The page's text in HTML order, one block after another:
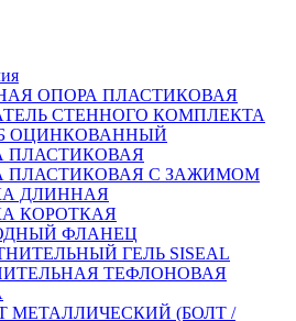
ОПОРА ПЛАСТИКОВАЯ
СТЕННОГО КОМПЛЕКТА
ОЦИНКОВАННЫЙ
ПЛАСТИКОВАЯ
ПЛАСТИКОВАЯ С ЗАЖИМОМ
ДЛИННАЯ
КОРОТКАЯ
ФЛАНЕЦ
ГЕЛЬ SISEAL
ТЕФЛОНОВАЯ
МЕТАЛЛИЧЕСКИЙ (БОЛТ /